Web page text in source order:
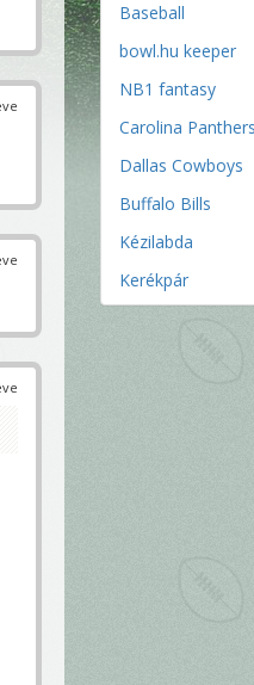
Baseball
bowl.hu keeper
NB1 fantasy
Carolina Panthers
Dallas Cowboys
Buffalo Bills
Kézilabda
Kerékpár